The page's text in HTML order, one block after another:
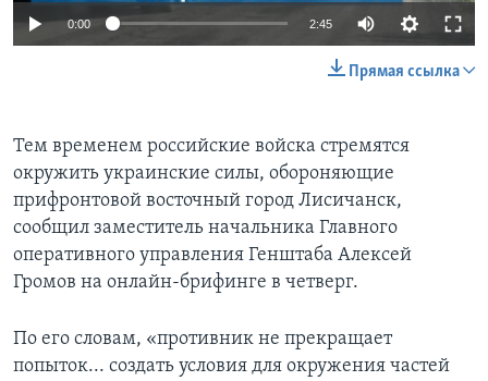
0:00 2:45
Прямая ссылка
Тем временем российские войска стремятся
окружить украинские силы, обороняющие
прифронтовой восточный город Лисичанск,
сообщил заместитель начальника Главного
оперативного управления Генштаба Алексей
Громов на онлайн-брифинге в четверг.
По его словам, «противник не прекращает
попыток... создать условия для окружения частей